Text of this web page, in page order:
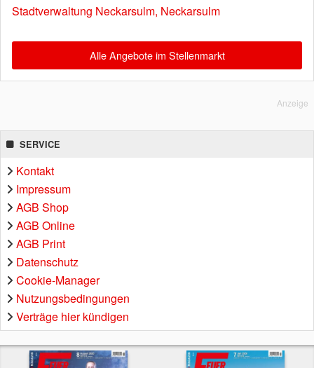
Stadtverwaltung Neckarsulm, Neckarsulm
Alle Angebote im Stellenmarkt
Anzeige
SERVICE
Kontakt
Impressum
AGB Shop
AGB Online
AGB Print
Datenschutz
Cookie-Manager
Nutzungsbedingungen
Verträge hier kündigen